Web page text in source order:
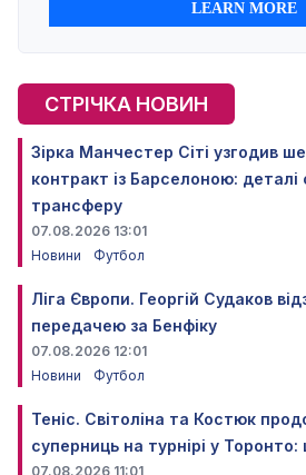
СТРІЧКА НОВИН
Зірка Манчестер Сіті узгодив
контракт із Барселоною: деталі
трансферу
07.08.2026 13:01
Новини
Футбол
Ліга Європи. Георгій Судаков
передачею за Бенфіку
07.08.2026 12:01
Новини
Футбол
Теніс. Світоліна та Костюк
суперниць на турнірі у Торонто:
07.08.2026 11:01